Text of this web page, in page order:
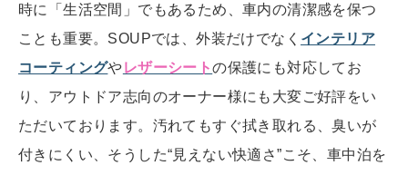
時に「生活空間」でもあるため、車内の清潔感を保つ
ことも重要。SOUPでは、外装だけでなく インテリア
コーティングやレザーシートの保護にも対応してお
り、アウトドア志向のオーナー様にも大変ご好評をい
ただいております。汚れてもすぐ拭き取れる、臭いが
付きにくい、そうした“見えない快適さ”こそ、車中泊を